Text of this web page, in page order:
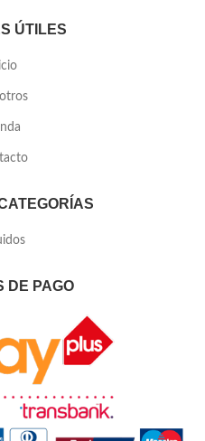
ÚTILES
DE PAGO